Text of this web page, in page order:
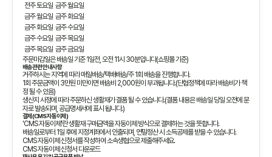
전주 토요일 금주 월요일
금주 월요일 금주 화요일
금주 화요일 금주 수요일
금주 수요일 금주 목요일
금주 목요일 금주 금요일
주문마감일은 배송일 기준 1일전, 오전 11시 30분입니다(쇼핑몰 기준)
배송관련 안내사항
거주하시는 지역에 따라 매일배송/택배배송/주 1회 배송을 진행합니다.
1회 주문금액이 3만원 미만이면 배송비 2,000원이 부과됩니다.(단협정책에 따라 배송비가 책
정 될 수 있음)
생산지 사정에 따라 주문하신 생활재가 결품 될 수 있습니다.(결품 내용은 배송일 당일 오전에 문
자로 발송되며, 공급명세서에 표시 됩니다.)
결제(CMS 자동이체)
'CMS 자동이체'란 생활재 구매금액을 자동이체 방식으로 결제하는 것을 뜻합니다.
배송일로부터 1일 후에 지정계좌에서 인출되며, 연말정산 시 소득공제를 받을 수 있습니다.
CMS 자동이체 신청서를 작성하여 소속생협으로 제출해주세요.
CMS 자동이체 신청서 다운로드